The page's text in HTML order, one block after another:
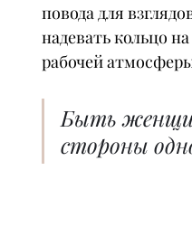
повода для
надевать кольцо
рабочей
Быть
стороны